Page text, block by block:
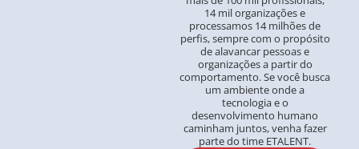
14 mil organizações e
processamos 14 milhões de
perfis, sempre com o propósito
de alavancar pessoas e
organizações a partir do
comportamento. Se você busca
um ambiente onde a
tecnologia e o
desenvolvimento humano
caminham juntos, venha fazer
parte do time ETALENT.